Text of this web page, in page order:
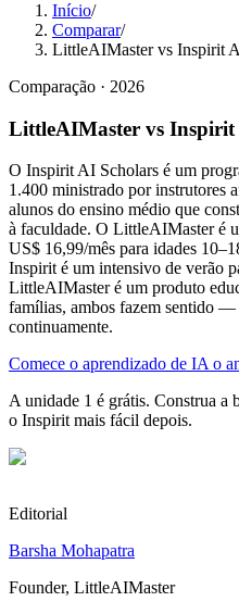
Início/
Comparar/
LittleAIMaster vs Inspirit
Comparação · 2026
LittleAIMaster vs
O Inspirit AI Scholars é um
1.400 ministrado por instrutores
alunos do ensino médio que
à faculdade. O LittleAIMaster é
US$ 16,99/mês para idades
Inspirit é um intensivo de verão
LittleAIMaster é um produto
famílias, ambos fazem sentido
continuamente.
Comece o aprendizado de IA o
A unidade 1 é grátis. Construa a
o Inspirit mais fácil depois.
Editorial
Barsha Mohapatra
Founder, LittleAIMaster